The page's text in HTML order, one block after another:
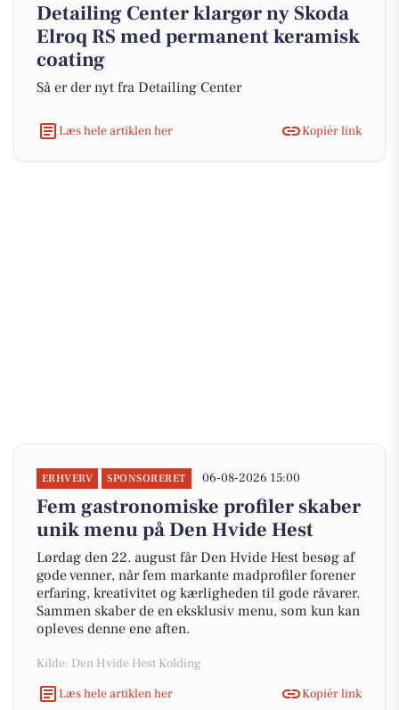
Detailing Center klargør ny Skoda
Elroq RS med permanent keramisk
coating
Så er der nyt fra Detailing Center
Læs hele artiklen her Kopiér link
ERHVERV SPONSORERET 06-08-2026 15:00
Fem gastronomiske profiler skaber
unik menu på Den Hvide Hest
Lørdag den 22. august får Den Hvide Hest besøg af
gode venner, når fem markante madprofiler forener
erfaring, kreativitet og kærligheden til gode råvarer.
Sammen skaber de en eksklusiv menu, som kun kan
opleves denne ene aften.
Kilde: Den Hvide Hest Kolding
Læs hele artiklen her
Kopiér link